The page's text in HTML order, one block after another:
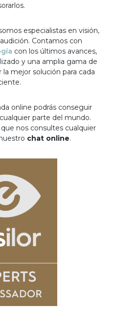
especialistas en visión,
Contamos con
con los últimos avances,
y una amplia gama de
mejor solución para cada
online podrás conseguir
parte del mundo.
nos consultes cualquier
chat online.